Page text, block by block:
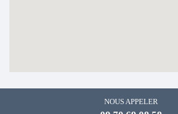
NOUS APPELER